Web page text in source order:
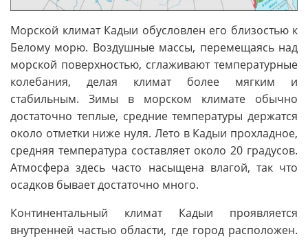
Морской климат Кадыи обусловлен его близостью к
Белому морю. Воздушные массы, перемещаясь над
морской поверхностью, сглаживают температурные
колебания, делая климат более мягким и
стабильным. Зимы в морском климате обычно
достаточно теплые, средние температуры держатся
около отметки ниже нуля. Лето в Кадыи прохладное,
средняя температура составляет около 20 градусов.
Атмосфера здесь часто насыщена влагой, так что
осадков бывает достаточно много.
Континентальный климат Кадыи проявляется
внутренней частью области, где город расположен.